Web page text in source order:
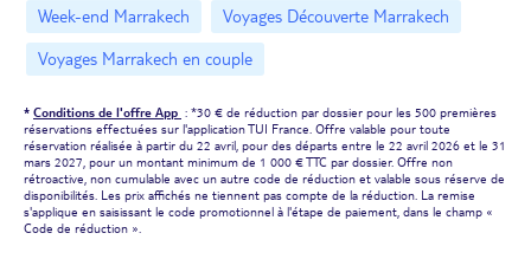
Week-end Marrakech
Voyages Découverte Marrakech
Voyages Marrakech en couple
* Conditions de l'offre App : *30 € de réduction par dossier pour les 500 premières
réservations effectuées sur l'application TUI France. Offre valable pour toute
réservation réalisée à partir du 22 avril, pour des départs entre le 22 avril 2026 et le 31
mars 2027, pour un montant minimum de 1 000 € TTC par dossier. Offre non
rétroactive, non cumulable avec un autre code de réduction et valable sous réserve de
disponibilités. Les prix affichés ne tiennent pas compte de la réduction. La remise
s'applique en saisissant le code promotionnel à l'étape de paiement, dans le champ «
Code de réduction ».